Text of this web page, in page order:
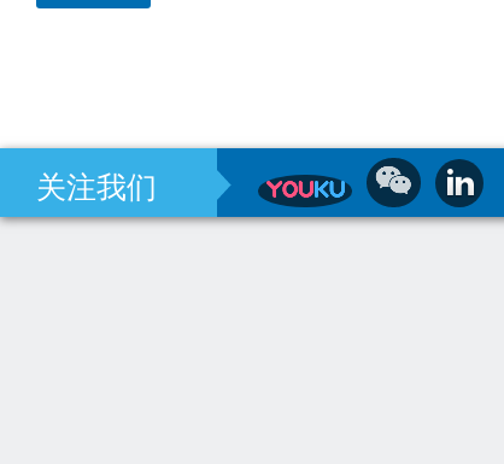
关注我们